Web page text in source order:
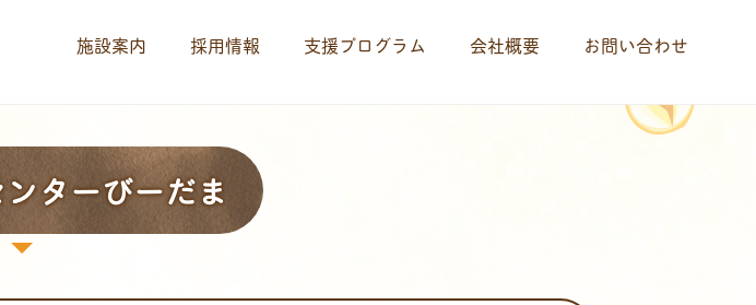
施設案内 採用情報 支援プログラム 会社概要 お問い合わせ
ターびーだま